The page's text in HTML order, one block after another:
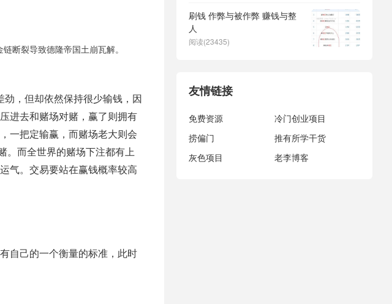
断裂导致德隆帝国土崩瓦解。
，但却依然保持很少输钱，因
进去和赌场对赌，赢了则拥有
一把定输赢，而赌场老大则会
。而全世界的赌场下注都有上
气。交易要站在赢钱概率较高
自己的一个衡量的标准，此时
刷钱 作弊与被作弊 赚钱与整
人
阅读(23435)
友情链接
免费资源
冷门创业项目
捞偏门
推有所学干货
灰色项目
老李博客